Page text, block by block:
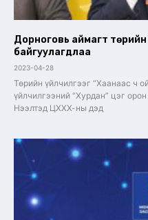
Дорноговь аймагт
байгуулагдлаа
2023-04-28
Төрийн үйлчилгээг “Хаанаас ч
үйлчилгээний “Хурдан” цэг
Нээлтэд ЦХХХ-ны дэд